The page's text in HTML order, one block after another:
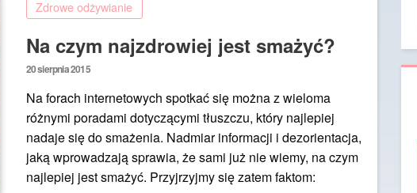
Zdrowe odżywianie
Na czym najzdrowiej jest smażyć?
Posted
20 sierpnia 2015
Na forach internetowych spotkać się można z wieloma
różnymi poradami dotyczącymi tłuszczu, który najlepiej
nadaje się do smażenia. Nadmiar informacji i dezorientacja,
jaką wprowadzają sprawia, że sami już nie wiemy, na czym
najlepiej jest smażyć. Przyjrzyjmy się zatem faktom: